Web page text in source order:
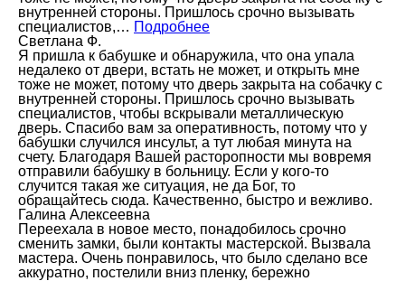
внутренней стороны. Пришлось срочно вызывать
специалистов,… Подробнее
Светлана Ф.
Я пришла к бабушке и обнаружила, что она упала
недалеко от двери, встать не может, и открыть мне
тоже не может, потому что дверь закрыта на собачку с
внутренней стороны. Пришлось срочно вызывать
специалистов, чтобы вскрывали металлическую
дверь. Спасибо вам за оперативность, потому что у
бабушки случился инсульт, а тут любая минута на
счету. Благодаря Вашей расторопности мы вовремя
отправили бабушку в больницу. Если у кого-то
случится такая же ситуация, не да Бог, то
обращайтесь сюда. Качественно, быстро и вежливо.
Галина Алексеевна
Переехала в новое место, понадобилось срочно
сменить замки, были контакты мастерской. Вызвала
мастера. Очень понравилось, что было сделано все
аккуратно, постелили вниз пленку, бережно